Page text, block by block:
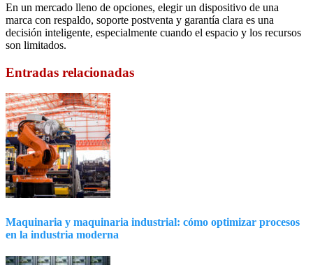
En un mercado lleno de opciones, elegir un dispositivo de una
marca con respaldo, soporte postventa y garantía clara es una
decisión inteligente, especialmente cuando el espacio y los recursos
son limitados.
Entradas relacionadas
Maquinaria y maquinaria industrial: cómo optimizar procesos
en la industria moderna